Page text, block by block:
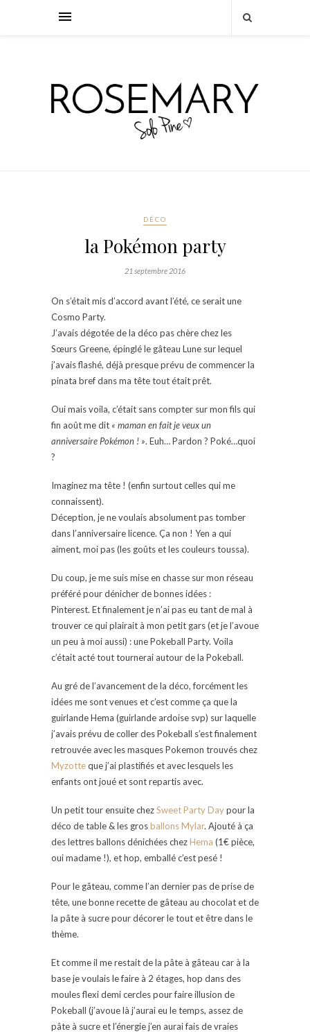
DÉCO
la Pokémon party
21 septembre 2016
On s’était mis d’accord avant l’été, ce serait une
Cosmo Party.
J’avais dégotée de la déco pas chère chez les
Sœurs Greene, épinglé le gâteau Lune sur lequel
j’avais flashé, déjà presque prévu de commencer la
pinata bref dans ma tête tout était prêt.
Oui mais voila, c’était sans compter sur mon fils qui
fin août me dit « maman en fait je veux un
anniversaire Pokémon ! ». Euh… Pardon ? Poké…quoi
?
Imaginez ma tête ! (enfin surtout celles qui me
connaissent).
Déception, je ne voulais absolument pas tomber
dans l’anniversaire licence. Ça non ! Yen a qui
aiment, moi pas (les goûts et les couleurs toussa).
Du coup, je me suis mise en chasse sur mon réseau
préféré pour dénicher de bonnes idées :
Pinterest. Et finalement je n’ai pas eu tant de mal à
trouver ce qui plairait à mon petit gars (et je l’avoue
un peu à moi aussi) : une Pokeball Party. Voila
c’était acté tout tournerai autour de la Pokeball.
Au gré de l’avancement de la déco, forcément les
idées me sont venues et c’est comme ça que la
guirlande Hema (guirlande ardoise svp) sur laquelle
j’avais prévu de coller des Pokeball s’est finalement
retrouvée avec les masques Pokemon trouvés chez
Myzotteque j’ai plastifiés et avec lesquels les
enfants ont joué et sont repartis avec.
Un petit tour ensuite chezSweet Party Daypour la
déco de table & les grosballons Mylar. Ajouté à ça
des lettres ballons dénichées chezHema (1€ pièce,
oui madame !), et hop, emballé c’est pesé !
Pour le gâteau, comme l’an dernier pas de prise de
tête, une bonne recette de gâteau au chocolat et de
la pâte à sucre pour décorer le tout et être dans le
thème.
Et comme il me restait de la pâte à gâteau car à la
base je voulais le faire à 2 étages, hop dans des
moules flexi demi cercles pour faire illusion de
Pokeball (j’avoue là j’aurai eu le temps, assez de
pâte à sucre et l’énergie j’en aurai fais de vraies